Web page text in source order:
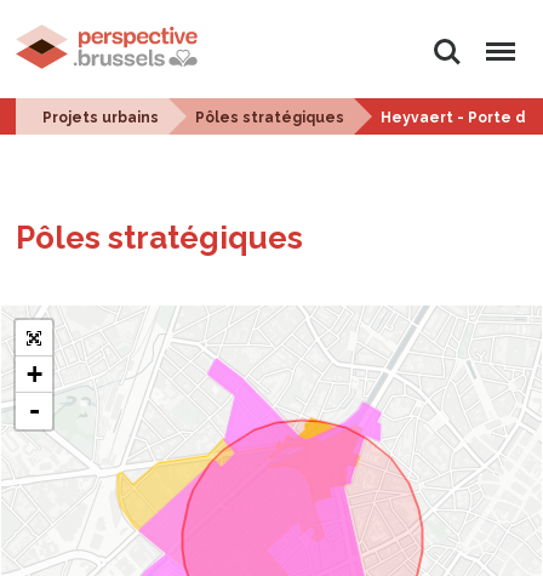
Rechercher
Menu
Projets urbains Pôles stratégiques Heyvaert - Porte de
Pôles stra­té­giques
+
-